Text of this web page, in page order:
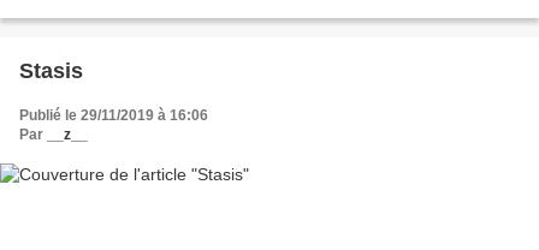
Stasis
Publié le 29/11/2019 à 16:06
Par
__z__